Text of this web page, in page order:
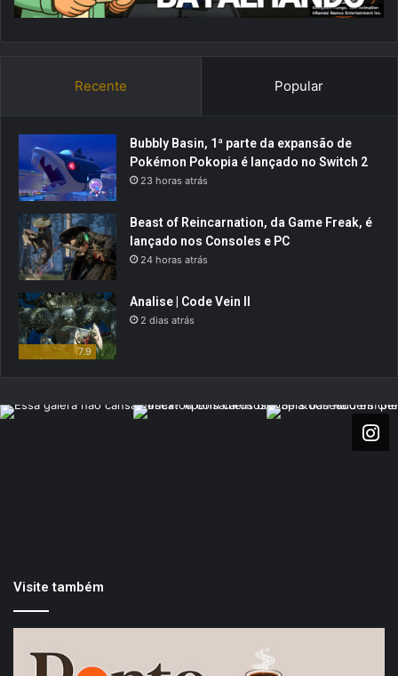
Recente Popular
Bubbly Basin, 1ª parte da expansão de
Pokémon Pokopia é lançado no Switch 2
23 horas atrás
Beast of Reincarnation, da Game Freak, é
lançado nos Consoles e PC
24 horas atrás
7.9
Analise | Code Vein II
2 dias atrás
Visite também